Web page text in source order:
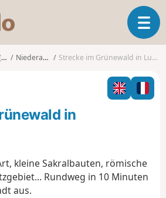
s
o
o
T
o
g
l
n
a
t
Niederanven Strecke im Grünewald in Luxemburg
in
kleine Sakralbauten, römische
Rundweg in 10 Minuten
aus.